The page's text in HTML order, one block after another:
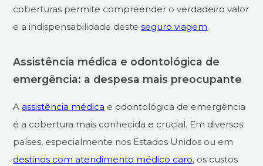
coberturas permite compreender o verdadeiro valor
e a indispensabilidade desteseguro viagem.
Assistência médica e odontológica de
emergência: a despesa mais preocupante
A assistência médica e odontológica de emergência
é a cobertura mais conhecida e crucial. Em diversos
países, especialmente nos Estados Unidos ou em
destinos com atendimento médico caro, os custos